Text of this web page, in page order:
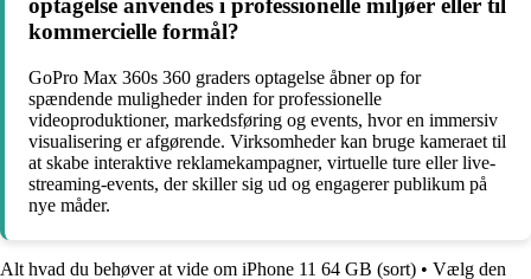
optagelse anvendes i professionelle miljøer eller til
kommercielle formål?
GoPro Max 360s 360 graders optagelse åbner op for
spændende muligheder inden for professionelle
videoproduktioner, markedsføring og events, hvor en immersiv
visualisering er afgørende. Virksomheder kan bruge kameraet til
at skabe interaktive reklamekampagner, virtuelle ture eller live-
streaming-events, der skiller sig ud og engagerer publikum på
nye måder.
Alt hvad du behøver at vide om iPhone 11 64 GB (sort) • Vælg den